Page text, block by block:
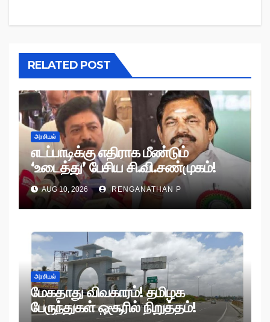
RELATED POST
அரசியல்
எடப்பாடிக்கு எதிராக மீண்டும்
‘உடைத்து’ பேசிய சி.வி.சண்முகம்!
AUG 10, 2026 RENGANATHAN P
அரசியல்
மேகதாது விவகாரம்! தமிழக
பேருந்துகள் ஒசூரில் நிறுத்தம்!